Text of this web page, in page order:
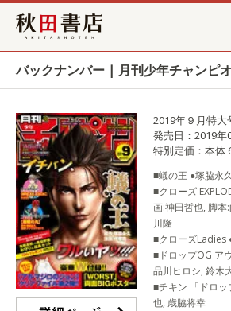
秋田書店
バックナンバー | 月刊少年チャンピ
2019年９月特大
発売日：2019年
特別定価：本体
■蟻の王 ●塚脇永
■クローズ
画:神田哲也, 脚
川隆
■クローズLadies
■ドロップOG ア
品川ヒロシ, 鈴木
■チキン 「ドロ
也, 歳脇将幸